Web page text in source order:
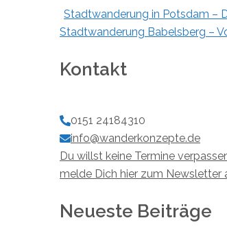
Stadtwanderung in Potsdam –
Stadtwanderung Babelsberg –
Kontakt
0151 24184310
info@wanderkonzepte.de
Du willst keine Termine
melde Dich hier zum Newsletter
Neueste Beiträge